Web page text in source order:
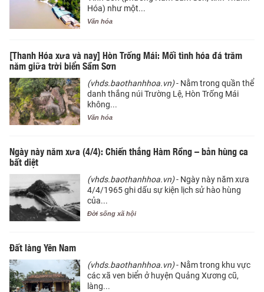
Hóa) như một...
Văn hóa
[Thanh Hóa xưa và nay] Hòn Trống Mái: Mối tình hóa đá trăm
năm giữa trời biển Sầm Sơn
(vhds.baothanhhoa.vn)- Nằm trong quần thể
danh thắng núi Trường Lệ, Hòn Trống Mái
không...
Văn hóa
Ngày này năm xưa (4/4): Chiến thắng Hàm Rồng – bản hùng ca
bất diệt
(vhds.baothanhhoa.vn)- Ngày này năm xưa
4/4/1965 ghi dấu sự kiện lịch sử hào hùng
của...
Đời sống xã hội
Đất làng Yên Nam
(vhds.baothanhhoa.vn)- Nằm trong khu vực
các xã ven biển ở huyện Quảng Xương cũ,
làng...